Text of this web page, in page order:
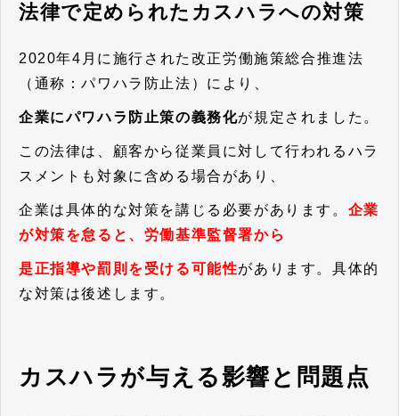
法律で定められたカスハラへの対策
2020年4月に施行された改正労働施策総合推進法
（通称：パワハラ防止法）により、
企業にパワハラ防止策の義務化が規定されました。
この法律は、顧客から従業員に対して行われるハラ
スメントも対象に含める場合があり、
企業は具体的な対策を講じる必要があります。 企業
が対策を怠ると、労働基準監督署から
是正指導や罰則を受ける可能性があります。具体的
な対策は後述します。
カスハラが与える影響と問題点